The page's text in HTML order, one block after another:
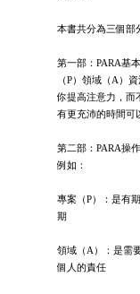
本書共分為三個部
第一部：PARA基
（P）領域（A）
你提高注意力，而
有更充沛的時間可
第二部：PARA操
例如：
專案（P）：是有
期
領域（A）：是需
個人的責任